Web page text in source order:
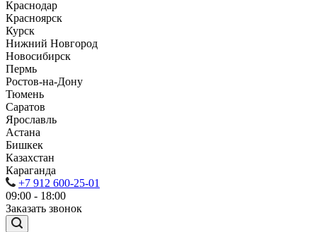
Краснодар
Красноярск
Курск
Нижний Новгород
Новосибирск
Пермь
Ростов-на-Дону
Тюмень
Саратов
Ярославль
Астана
Бишкек
Казахстан
Караганда
+7 912 600-25-01
09:00 - 18:00
Заказать звонок